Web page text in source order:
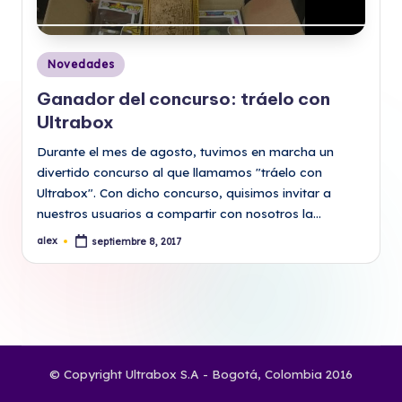
Publicado
en
Novedades
Ganador del concurso: tráelo con
Ultrabox
Durante el mes de agosto, tuvimos en marcha un
divertido concurso al que llamamos "tráelo con
Ultrabox". Con dicho concurso, quisimos invitar a
nuestros usuarios a compartir con nosotros la…
Publicado
alex septiembre 8, 2017
© Copyright Ultrabox S.A - Bogotá, Colombia 2016